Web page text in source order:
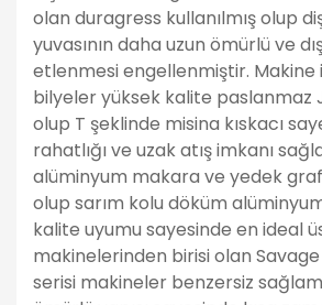
olan duragress kullanılmış olup
yuvasının daha uzun ömürlü ve
etlenmesi engellenmiştir. Makine
bilyeler yüksek kalite paslanmaz
olup T şeklinde misina kıskacı
rahatlığı ve uzak atış imkanı
alüminyum makara ve yedek
olup sarım kolu döküm
kalite uyumu sayesinde en ideal
makinelerinden birisi olan
serisi makineler benzersiz